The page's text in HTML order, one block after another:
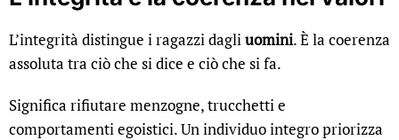
L’integrità distingue i ragazzi dagliuomini. È la coerenza
assoluta tra ciò che si dice e ciò che si fa.
Significa rifiutare menzogne, trucchetti e
comportamenti egoistici. Un individuo integro priorizza